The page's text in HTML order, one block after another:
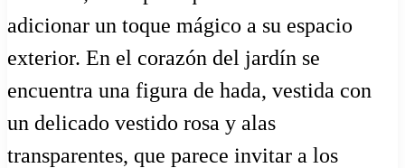
adicionar un toque mágico a su espacio
exterior. En el corazón del jardín se
encuentra una figura de hada, vestida con
un delicado vestido rosa y alas
transparentes, que parece invitar a los